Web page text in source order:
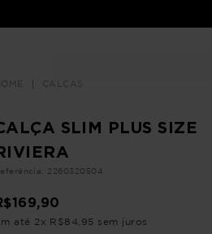
CALÇAS
SLIM PLUS SIZE
: 2260320504
169,90
até 2 x R$84 95 sem juros